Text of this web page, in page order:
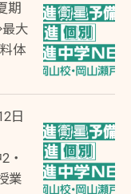
期
大
体
日
・
業